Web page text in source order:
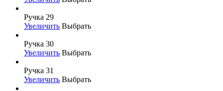
Ручка 29
Увеличить Выбрать
Ручка 30
Увеличить Выбрать
Ручка 31
Увеличить Выбрать